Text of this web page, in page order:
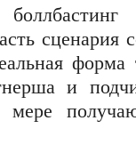
сценария
и